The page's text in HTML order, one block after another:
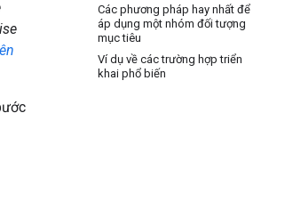
Các phương pháp hay nhất để
áp dụng một nhóm đối tượng
mục tiêu
Ví dụ về các trường hợp triển
khai phổ biến